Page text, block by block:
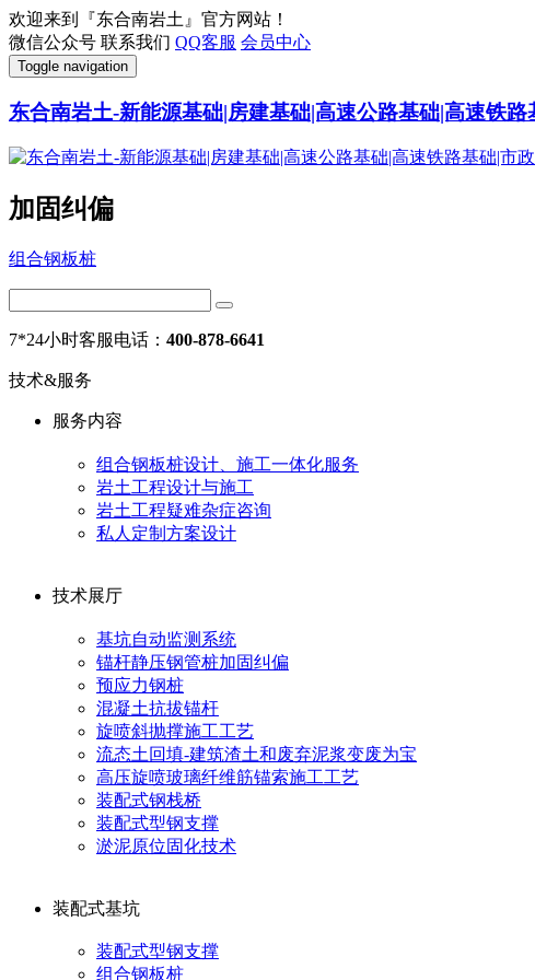
欢迎来到『东合南岩土』官方网站！
微信公众号 联系我们 QQ客服 会员中心
Toggle navigation
东合南岩土-新能源基础|房建基础|高速公路基础|高速铁
加固纠偏
组合钢板桩
7*24小时客服电话： 400-878-6641
技术&服务
服务内容
组合钢板桩设计、施工一体化服务
岩土工程设计与施工
岩土工程疑难杂症咨询
私人定制方案设计
技术展厅
基坑自动监测系统
锚杆静压钢管桩加固纠偏
预应力钢桩
混凝土抗拔锚杆
旋喷斜抛撑施工工艺
流态土回填-建筑渣土和废弃泥浆变废为宝
高压旋喷玻璃纤维筋锚索施工工艺
装配式钢栈桥
装配式型钢支撑
淤泥原位固化技术
装配式基坑
装配式型钢支撑
组合钢板桩